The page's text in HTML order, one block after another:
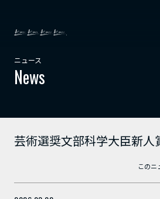
ニュース
News
芸術選奨文部科学大臣新
このニ